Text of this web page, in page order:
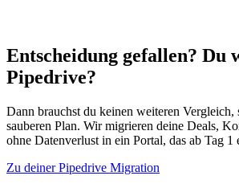
Entscheidung gefallen? Du
Pipedrive?
Dann brauchst du keinen weiteren Vergleich,
sauberen Plan. Wir migrieren deine Deals,
ohne Datenverlust in ein Portal, das ab Tag 1
Zu deiner Pipedrive Migration